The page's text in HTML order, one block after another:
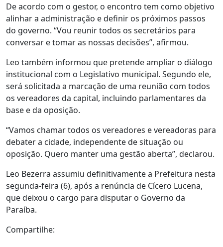
De acordo com o gestor, o encontro tem como objetivo
alinhar a administração e definir os próximos passos
do governo. “Vou reunir todos os secretários para
conversar e tomar as nossas decisões”, afirmou.
Leo também informou que pretende ampliar o diálogo
institucional com o Legislativo municipal. Segundo ele,
será solicitada a marcação de uma reunião com todos
os vereadores da capital, incluindo parlamentares da
base e da oposição.
“Vamos chamar todos os vereadores e vereadoras para
debater a cidade, independente de situação ou
oposição. Quero manter uma gestão aberta”, declarou.
Leo Bezerra assumiu definitivamente a Prefeitura nesta
segunda-feira (6), após a renúncia de Cícero Lucena,
que deixou o cargo para disputar o Governo da
Paraíba.
Compartilhe: